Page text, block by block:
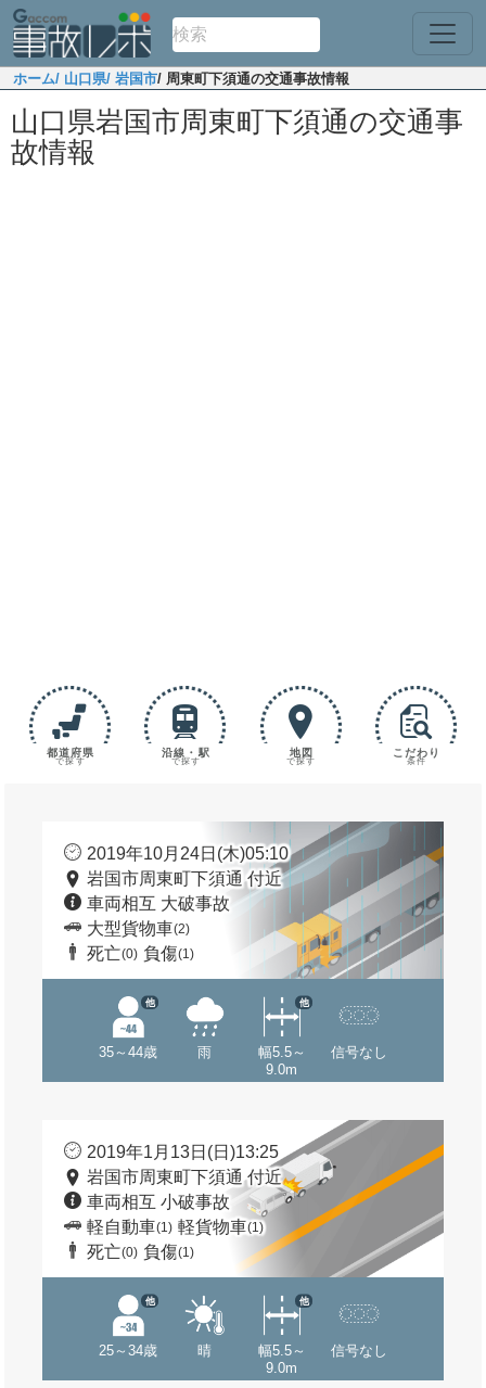
ホーム/ 山口県/ 岩国市/ 周東町下須通の交通事故情報
山口県岩国市周東町下須通の交通事
故情報
都道府県
で探す
沿線・駅
で探す
地図
で探す
こだわり
条件
2019年10月24日(木)05:10
岩国市周東町下須通 付近
車両相互 大破事故
大型貨物車(2)
死亡(0) 負傷(1)
35～44歳
他
雨
幅5.5～
9.0m
他
信号なし
2019年1月13日(日)13:25
岩国市周東町下須通 付近
車両相互 小破事故
軽自動車(1) 軽貨物車(1)
死亡(0) 負傷(1)
25～34歳
他
晴
幅5.5～
9.0m
他
信号なし